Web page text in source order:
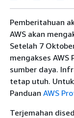
Pemberitahuan
AWS akan
Setelah 7
mengakses AWS
sumber daya.
tetap utuh.
Panduan AWS
Terjemahan